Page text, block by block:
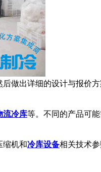
做出详细的设计与报价
流冷库等。不同的产品可
缩机和冷库设备相关技术参